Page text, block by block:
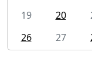
19
20
26
27